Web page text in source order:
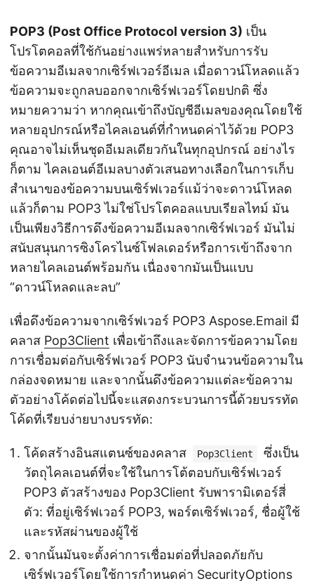
POP3 (Post Office Protocol version 3) เป็น
โปรโตคอลที่ใช้กันอย่างแพร่หลายสำหรับการรับ
ข้อความอีเมลจากเซิร์ฟเวอร์อีเมล เมื่อดาวน์โหลดแล้ว
ข้อความจะถูกลบออกจากเซิร์ฟเวอร์โดยปกติ ซึ่ง
หมายความว่า หากคุณเข้าถึงบัญชีอีเมลของคุณโดยใช้
หลายอุปกรณ์หรือไคลเอนต์ที่กำหนดค่าไว้ด้วย POP3
คุณอาจไม่เห็นชุดอีเมลเดียวกันในทุกอุปกรณ์ อย่างไร
ก็ตาม ไคลเอนต์อีเมลบางตัวเสนอทางเลือกในการเก็บ
สำเนาของข้อความบนเซิร์ฟเวอร์แม้ว่าจะดาวน์โหลด
แล้วก็ตาม POP3 ไม่ใช่โปรโตคอลแบบเรียลไทม์ มัน
เป็นเพียงวิธีการดึงข้อความอีเมลจากเซิร์ฟเวอร์ มันไม่
สนับสนุนการซิงโครไนซ์โฟลเดอร์หรือการเข้าถึงจาก
หลายไคลเอนต์พร้อมกัน เนื่องจากมันเป็นแบบ
“ดาวน์โหลดและลบ”
เพื่อดึงข้อความจากเซิร์ฟเวอร์ POP3 Aspose.Email มี
คลาส Pop3Client เพื่อเข้าถึงและจัดการข้อความโดย
การเชื่อมต่อกับเซิร์ฟเวอร์ POP3 นับจำนวนข้อความใน
กล่องจดหมาย และจากนั้นดึงข้อความแต่ละข้อความ
ตัวอย่างโค้ดต่อไปนี้จะแสดงกระบวนการนี้ด้วยบรรทัด
โค้ดที่เรียบง่ายบางบรรทัด:
โค้ดสร้างอินสแตนซ์ของคลาส Pop3Client
ซึ่งเป็น
วัตถุไคลเอนต์ที่จะใช้ในการโต้ตอบกับเซิร์ฟเวอร์
POP3 ตัวสร้างของ Pop3Client รับพารามิเตอร์สี่
ตัว: ที่อยู่เซิร์ฟเวอร์ POP3, พอร์ตเซิร์ฟเวอร์, ชื่อผู้ใช้
และรหัสผ่านของผู้ใช้
จากนั้นมันจะตั้งค่าการเชื่อมต่อที่ปลอดภัยกับ
เซิร์ฟเวอร์โดยใช้การกำหนดค่า SecurityOptions